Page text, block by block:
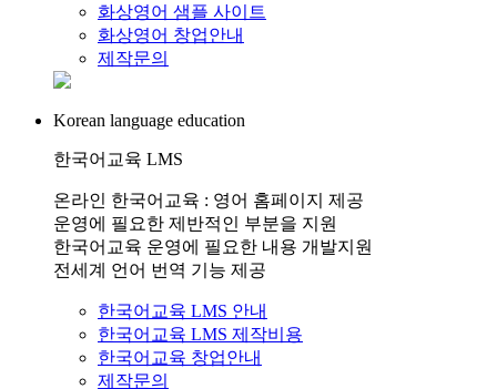
화상영어 샘플 사이트
화상영어 창업안내
제작문의
Korean language education
한국어교육 LMS
온라인 한국어교육 : 영어 홈페이지 제공
운영에 필요한 제반적인 부분을 지원
한국어교육 운영에 필요한 내용 개발지원
전세계 언어 번역 기능 제공
한국어교육 LMS 안내
한국어교육 LMS 제작비용
한국어교육 창업안내
제작문의